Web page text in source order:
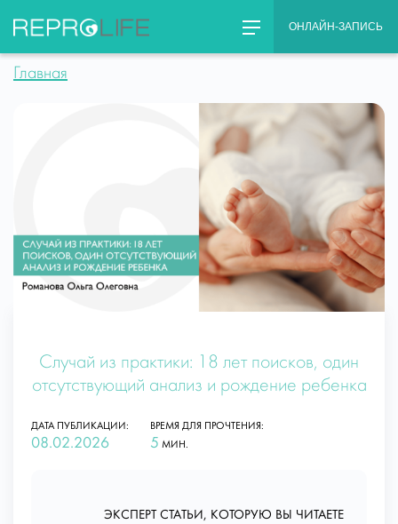
content
ОНЛАЙН-ЗАПИСЬ
Главная
Случай из практики: 18 лет поисков, один
отсутствующий анализ и рождение ребенка
ДАТА ПУБЛИКАЦИИ:
08.02.2026
ВРЕМЯ ДЛЯ ПРОЧТЕНИЯ:
5 МИН.
ЭКСПЕРТ СТАТЬИ, КОТОРУЮ ВЫ ЧИТАЕТЕ